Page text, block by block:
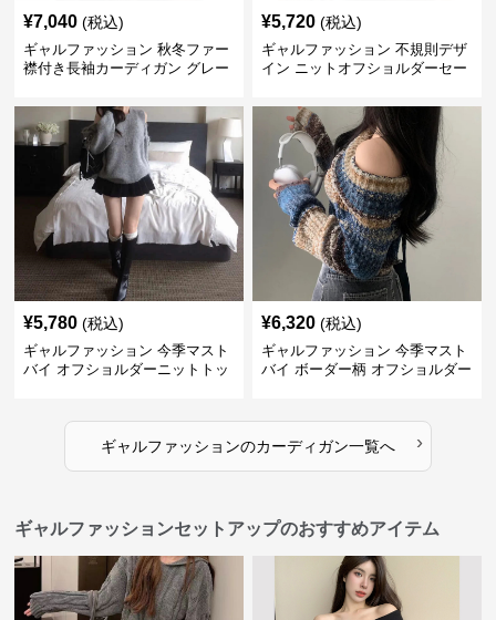
¥7,040 (税込)
ギャルファッション 秋冬ファー
襟付き長袖カーディガン グレー
¥5,720 (税込)
ギャルファッション 不規則デザ
イン ニットオフショルダーセー
¥5,780 (税込)
ギャルファッション 今季マスト
バイ オフショルダーニットトッ
¥6,320 (税込)
ギャルファッション 今季マスト
バイ ボーダー柄 オフショルダー
ギャルファッションのカーディガン一覧へ ›
ギャルファッションセットアップのおすすめアイテム